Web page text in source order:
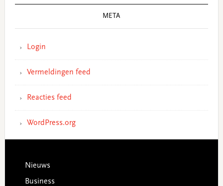
META
Login
Vermeldingen feed
Reacties feed
WordPress.org
Footer
Nieuws
Business